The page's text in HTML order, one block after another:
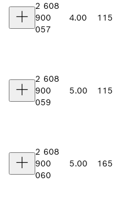
2 608
900
057
4.00 115
2 608
900
059
5.00 115
2 608
900
060
5.00 165